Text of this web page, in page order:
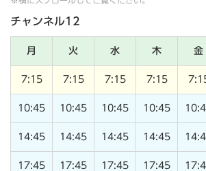
チャンネル12
月 火 水 木 金
7:15 7:15 7:15 7:15
10:45 10:45 10:45 10:45
14:45 14:45 14:45 14:45
17:45 17:45 17:45 17:45